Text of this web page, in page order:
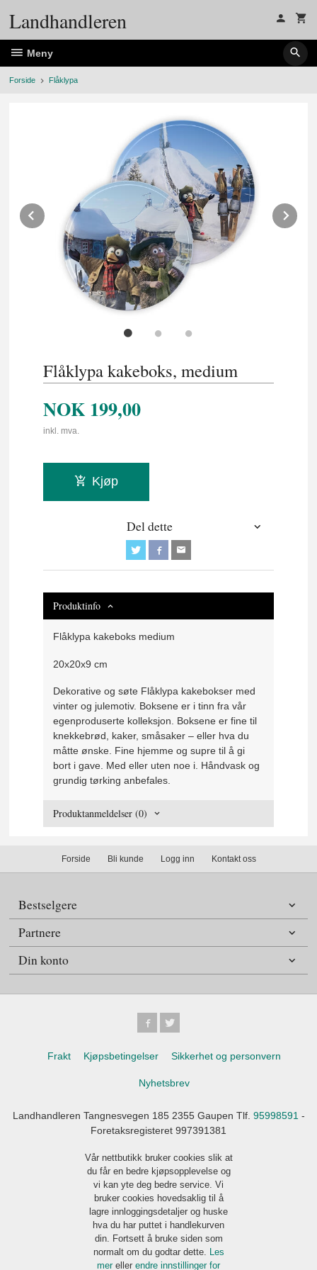
Landhandleren
Meny
Forside Flåklypa
Prev
Flåklypa kakeboks, medium
NOK 199,00
inkl. mva.
Kjøp
Del dette
Produktinfo
Flåklypa kakeboks medium
20x20x9 cm
Dekorative og søte Flåklypa kakebokser med
vinter og julemotiv. Boksene er i tinn fra vår
egenproduserte kolleksjon. Boksene er fine til
knekkebrød, kaker, småsaker – eller hva du
måtte ønske. Fine hjemme og supre til å gi
bort i gave. Med eller uten noe i. Håndvask og
grundig tørking anbefales.
Produktanmeldelser (0)
Forside Bli kunde Logg inn Kontakt oss
Bestselgere
Partnere
Din konto
Frakt Kjøpsbetingelser Sikkerhet og personvern
Nyhetsbrev
Landhandleren Tangnesvegen 185 2355 Gaupen Tlf. 95998591-
Foretaksregisteret 997391381
Vår nettbutikk bruker cookies slik at
du får en bedre kjøpsopplevelse og
vi kan yte deg bedre service. Vi
bruker cookies hovedsaklig til å
lagre innloggingsdetaljer og huske
hva du har puttet i handlekurven
din. Fortsett å bruke siden som
normalt om du godtar dette.
Les
mer eller endre innstillinger for